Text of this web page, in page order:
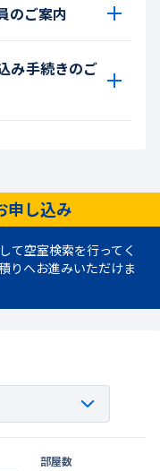
のご案内
み手続きのご
申し込み
て空室検索を行ってく
りへお進みいただけま
部屋数